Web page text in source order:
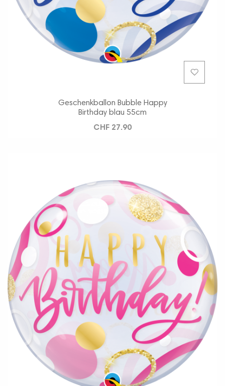
Geschenkballon Bubble Happy
Birthday blau 55cm
CHF 27.90